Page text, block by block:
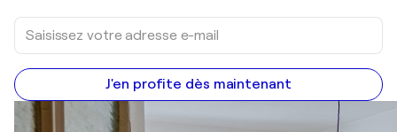
J'en profite dès maintenant